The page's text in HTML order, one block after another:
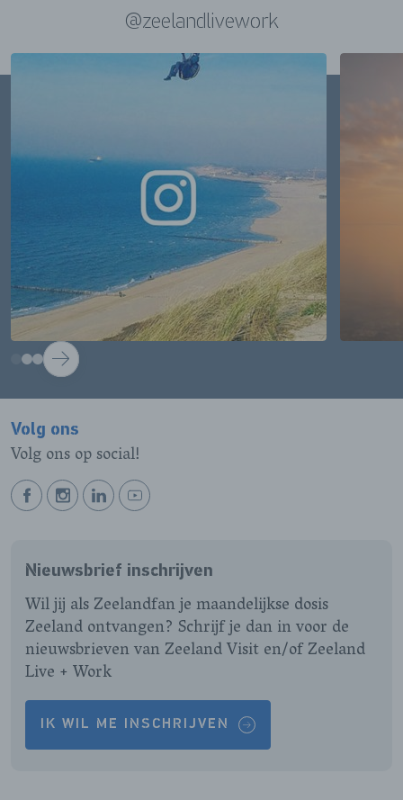
@zeelandlivework
VOLGENDE
Volg ons
Volg ons op social!
BEKIJK
PAGINA
BEKIJK
PAGINA
BEKIJK
PAGINA
BEKIJK
PAGINA
Nieuwsbrief inschrijven
Wil jij als Zeelandfan je maandelijkse dosis
Zeeland ontvangen? Schrijf je dan in voor de
nieuwsbrieven van Zeeland Visit en/of Zeeland
Live + Work
IK WIL ME INSCHRIJVEN